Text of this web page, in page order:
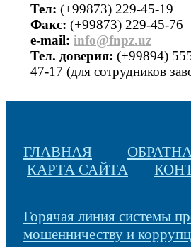
Тел: (+99873) 229-45-19
Факс: (+99873) 229-45-76
е-mail: info@fnpz.uz
Тел. доверия: (+99894)
47-17 (для сотрудников
ГЛАВНАЯ
КАРТА САЙТА
Горячая линия системы
мошенничеству и